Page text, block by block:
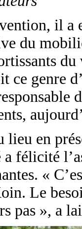
il a
du
ce genre
lieu en
a félicité
«
Le
pas », a